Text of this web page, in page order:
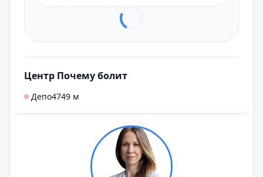
Центр Почему болит
Депо4749 м